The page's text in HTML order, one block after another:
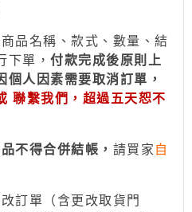
商品名稱、款式、數量、結
下單， 付款完成後原則上
人因素需要取消訂單，
聯繫我們，超過五天恕不
不得合併結帳 ， 請買家 自
訂單（含更改取貨門